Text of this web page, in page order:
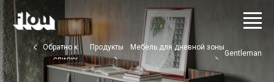
Обратно к
списку
Продукты Мебель для дневной зоны
Gentleman